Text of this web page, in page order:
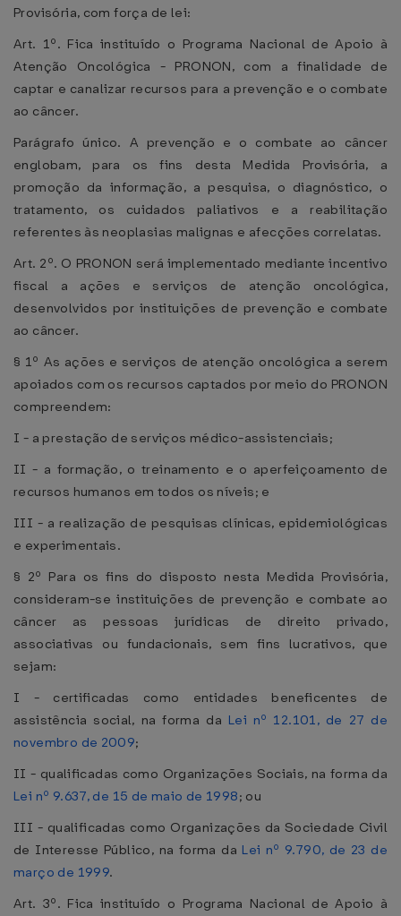
Provisória, com força de lei:
Art. 1º. Fica instituído o Programa Nacional de Apoio à
Atenção Oncológica - PRONON, com a finalidade de
captar e canalizar recursos para a prevenção e o combate
ao câncer.
Parágrafo único. A prevenção e o combate ao câncer
englobam, para os fins desta Medida Provisória, a
promoção da informação, a pesquisa, o diagnóstico, o
tratamento, os cuidados paliativos e a reabilitação
referentes às neoplasias malignas e afecções correlatas.
Art. 2º. O PRONON será implementado mediante incentivo
fiscal a ações e serviços de atenção oncológica,
desenvolvidos por instituições de prevenção e combate
ao câncer.
§ 1º As ações e serviços de atenção oncológica a serem
apoiados com os recursos captados por meio do PRONON
compreendem:
I - a prestação de serviços médico-assistenciais;
II - a formação, o treinamento e o aperfeiçoamento de
recursos humanos em todos os níveis; e
III - a realização de pesquisas clínicas, epidemiológicas
e experimentais.
§ 2º Para os fins do disposto nesta Medida Provisória,
consideram-se instituições de prevenção e combate ao
câncer as pessoas jurídicas de direito privado,
associativas ou fundacionais, sem fins lucrativos, que
sejam:
I - certificadas como entidades beneficentes de
assistência social, na forma da Lei nº 12.101, de 27 de
novembro de 2009;
II - qualificadas como Organizações Sociais, na forma da
Lei nº 9.637, de 15 de maio de 1998; ou
III - qualificadas como Organizações da Sociedade Civil
de Interesse Público, na forma da Lei nº 9.790, de 23 de
março de 1999.
Art. 3º. Fica instituído o Programa Nacional de Apoio à